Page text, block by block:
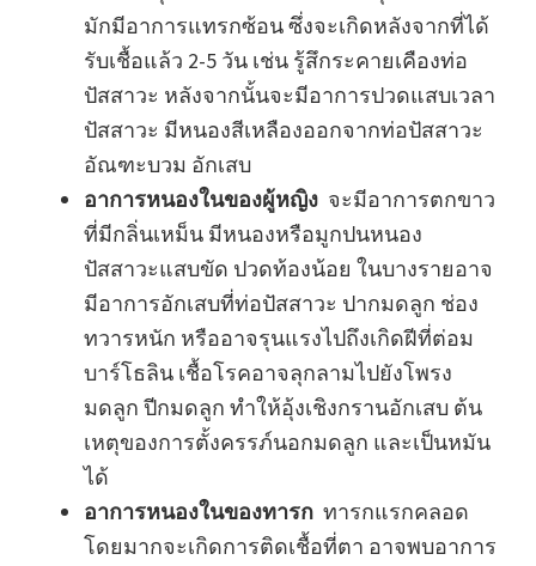
มักมีอาการแทรกซ้อน ซึ่งจะเกิดหลังจากที่ได้
รับเชื้อแล้ว 2-5 วัน เช่น รู้สึกระคายเคืองท่อ
ปัสสาวะ หลังจากนั้นจะมีอาการปวดแสบเวลา
ปัสสาวะ มีหนองสีเหลืองออกจากท่อปัสสาวะ
อัณฑะบวม อักเสบ
อาการหนองในของผู้หญิง จะมีอาการตกขาว
ที่มีกลิ่นเหม็น มีหนองหรือมูกปนหนอง
ปัสสาวะแสบขัด ปวดท้องน้อย ในบางรายอาจ
มีอาการอักเสบที่ท่อปัสสาวะ ปากมดลูก ช่อง
ทวารหนัก หรืออาจรุนแรงไปถึงเกิดฝีที่ต่อม
บาร์โธลิน เชื้อโรคอาจลุกลามไปยังโพรง
มดลูก ปีกมดลูก ทำให้อุ้งเชิงกรานอักเสบ ต้น
เหตุของการตั้งครรภ์นอกมดลูก และเป็นหมัน
ได้
อาการหนองในของทารก ทารกแรกคลอด
โดยมากจะเกิดการติดเชื้อที่ตา อาจพบอาการ